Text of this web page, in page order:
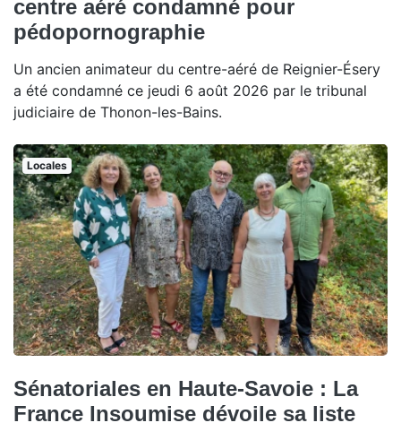
centre aéré condamné pour
pédopornographie
Un ancien animateur du centre-aéré de Reignier-Ésery
a été condamné ce jeudi 6 août 2026 par le tribunal
judiciaire de Thonon-les-Bains.
Locales
Sénatoriales en Haute-Savoie : La
France Insoumise dévoile sa liste